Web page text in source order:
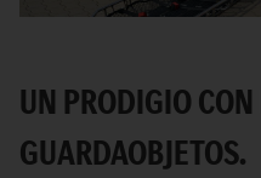
UN PRODIGIO
GUARDAOBJETOS.